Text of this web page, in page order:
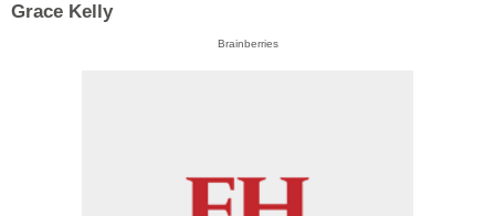
Grace Kelly
Brainberries